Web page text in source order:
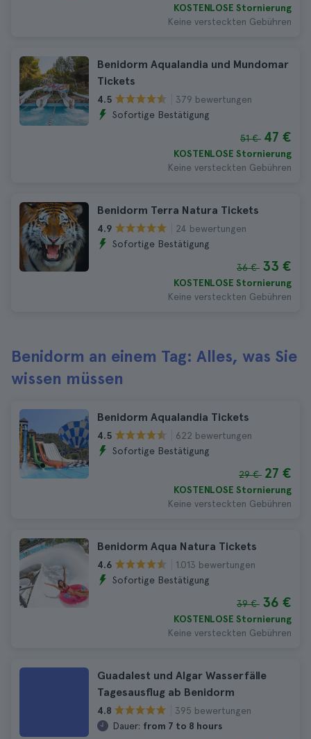
KOSTENLOSE Stornierung
Keine versteckten Gebühren
Benidorm Aqualandia und Mundomar
Tickets
4.5
379 bewertungen
Sofortige Bestätigung
51 € 47 €
KOSTENLOSE Stornierung
Keine versteckten Gebühren
Benidorm Terra Natura Tickets
4.9
24 bewertungen
Sofortige Bestätigung
36 € 33 €
KOSTENLOSE Stornierung
Keine versteckten Gebühren
Benidorm an einem Tag: Alles, was Sie
wissen müssen
Benidorm Aqualandia Tickets
4.5
622 bewertungen
Sofortige Bestätigung
29 € 27 €
KOSTENLOSE Stornierung
Keine versteckten Gebühren
Benidorm Aqua Natura Tickets
4.6
1.013 bewertungen
Sofortige Bestätigung
39 € 36 €
KOSTENLOSE Stornierung
Keine versteckten Gebühren
Guadalest und Algar Wasserfälle
Tagesausflug ab Benidorm
4.8
395 bewertungen
Dauer: from 7 to 8 hours